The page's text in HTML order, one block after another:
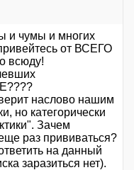
и чумы и многих
от ВСЕГО
всюду!
наслово нашим
но категорически
Зачем
раз прививаться?
на данный
заразиться нет).